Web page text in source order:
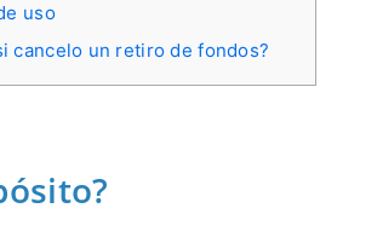
uso
cancelo un retiro de fondos?